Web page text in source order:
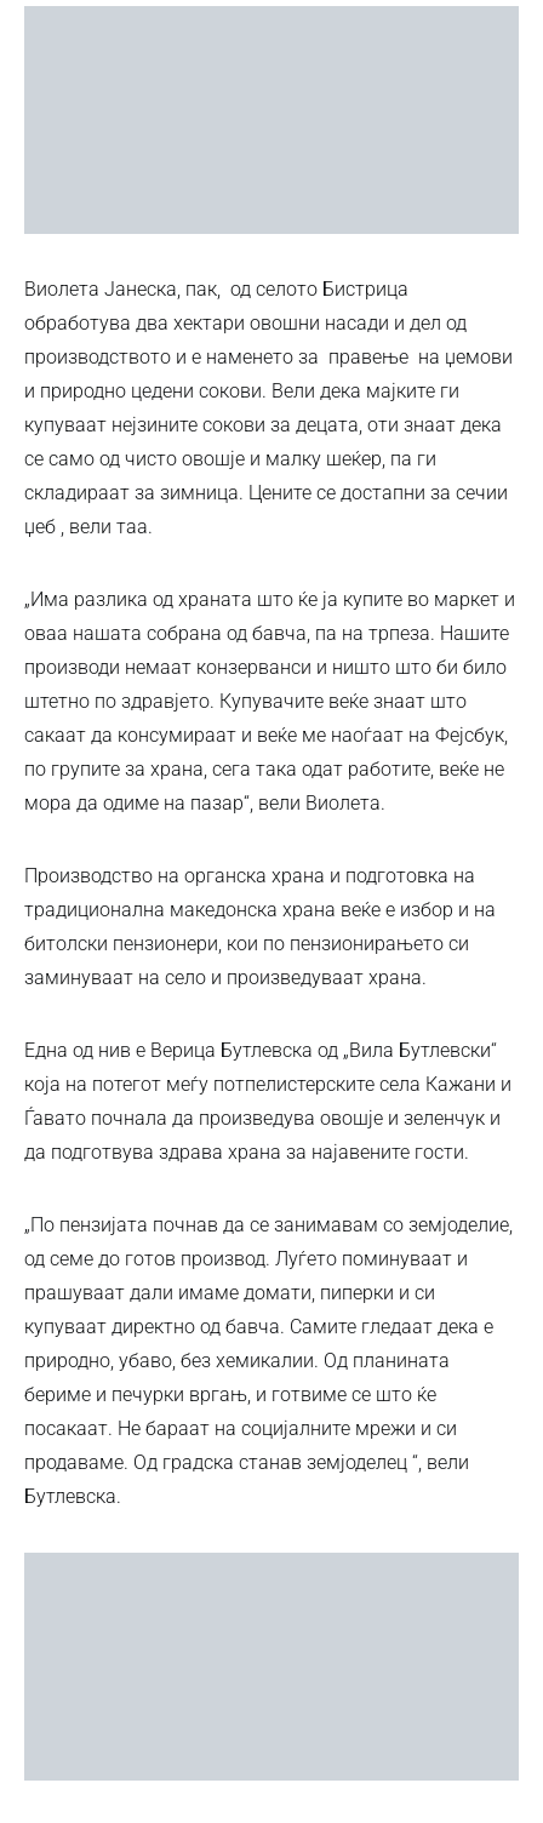
Виолета Јанеска, пак, од селото Бистрица
обработува два хектари овошни насади и дел од
производството и е наменето за правење на џемови
и природно цедени сокови. Вели дека мајките ги
купуваат нејзините сокови за децата, оти знаат дека
се само од чисто овошје и малку шеќер, па ги
складираат за зимница. Цените се достапни за сечии
џеб , вели таа.
„Има разлика од храната што ќе ја купите во маркет и
оваа нашата собрана од бавча, па на трпеза. Нашите
производи немаат конзерванси и ништо што би било
штетно по здравјето. Купувачите веќе знаат што
сакаат да консумираат и веќе ме наоѓаат на Фејсбук,
по групите за храна, сега така одат работите, веќе не
мора да одиме на пазар“, вели Виолета.
Производство на органска храна и подготовка на
традиционална македонска храна веќе е избор и на
битолски пензионери, кои по пензионирањето си
заминуваат на село и произведуваат храна.
Една од нив е Верица Бутлевска од „Вила Бутлевски“
која на потегот меѓу потпелистерските села Кажани и
Ѓавато почнала да произведува овошје и зеленчук и
да подготвува здрава храна за најавените гости.
„По пензијата почнав да се занимавам со земјоделие,
од семе до готов производ. Луѓето поминуваат и
прашуваат дали имаме домати, пиперки и си
купуваат директно од бавча. Самите гледаат дека е
природно, убаво, без хемикалии. Од планината
бериме и печурки вргањ, и готвиме се што ќе
посакаат. Не бараат на социјалните мрежи и си
продаваме. Од градска станав земјоделец “, вели
Бутлевска.